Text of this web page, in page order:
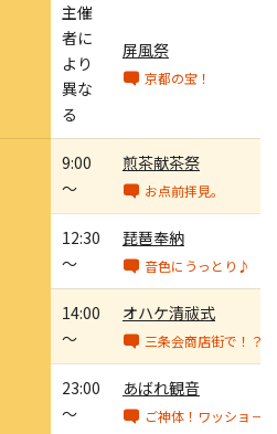
主催
者に
より
異な
る
屏風祭
京都の宝！
9:00
～
煎茶献茶祭
お点前拝見。
12:30
～
琵琶奉納
音色にうっとり♪
14:00
～
オハケ清祓式
三条会商店街で！？
23:00
～
あばれ観音
ご神体！ワッショ－